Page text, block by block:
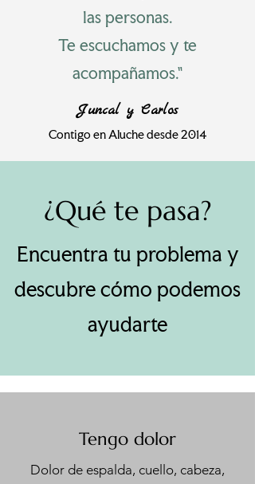
las personas.
Te escuchamos y te
acompañamos."
Juncal y Carlos
Contigo en Aluche desde 2014
¿Qué te pasa?
Encuentra tu problema y
descubre cómo podemos
ayudarte
Tengo dolor
Dolor de espalda, cuello, cabeza,